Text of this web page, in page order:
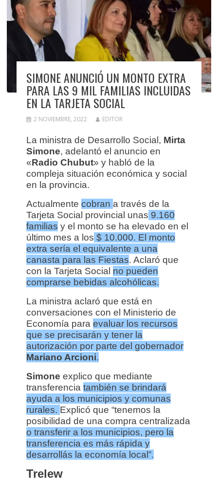
SIMONE ANUNCIÓ UN MONTO EXTRA
PARA LAS 9 MIL FAMILIAS INCLUIDAS
EN LA TARJETA SOCIAL
2 NOVIEMBRE, 2022 EDITOR
La ministra de Desarrollo Social, Mirta
Simone, adelantó el anuncio en
«Radio Chubut» y habló de la
compleja situación económica y social
en la provincia.
Actualmente cobran a través de la
Tarjeta Social provincial unas 9.160
familias y el monto se ha elevado en el
último mes a los $ 10.000. El monto
extra sería el equivalente a una
canasta para las Fiestas. Aclaró que
con la Tarjeta Social no pueden
comprarse bebidas alcohólicas.
La ministra aclaró que está en
conversaciones con el Ministerio de
Economía para evaluar los recursos
que se precisarán y tener la
autorización por parte del gobernador
Mariano Arcioni.
Simone explico que mediante
transferencia también se brindará
ayuda a los municipios y comunas
rurales. Explicó que “tenemos la
posibilidad de una compra centralizada
o transferir a los municipios, pero la
transferencia es más rápida y
desarrollás la economía local”.
Trelew